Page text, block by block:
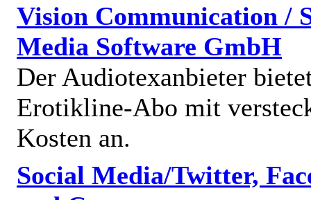
Vision Communication /
Media Software GmbH
Der Audiotexanbieter
Erotikline-Abo mit
Kosten an.
Social Media/Twitter,